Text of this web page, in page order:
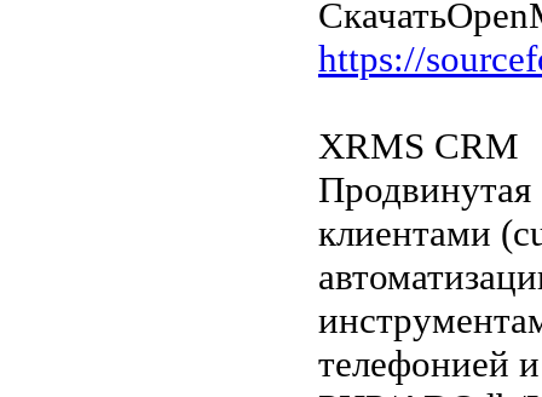
Скачать
https://
XRMS CRM
Продвинутая
клиентами
телефонией